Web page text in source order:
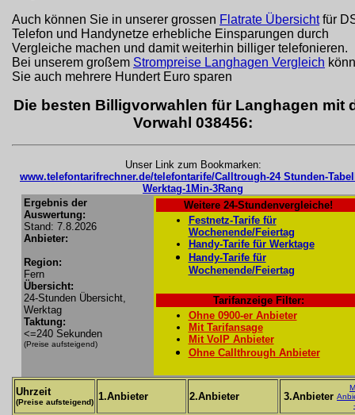
Auch können Sie in unserer grossen Flatrate Übersichtfür
Telefon und Handynetze erhebliche Einsparungen durch
Vergleiche machen und damit weiterhin billiger telefonieren.
Bei unserem großem Strompreise Langhagen Vergleich
Sie auch mehrere Hundert Euro sparen
Die besten Billigvorwahlen für Langhagen mit
Vorwahl 038456:
Unser Link zum Bookmarken:
www.telefontarifrechner.de/telefontarife/Calltrough-24 Stunden-
Werktag-1Min-3Rang
Ergebnis der
Auswertung:
Stand: 7.8.2026
Anbieter:
Region:
Fern
Übersicht:
24-Stunden Übersicht,
Werktag
Taktung:
<=240 Sekunden
(Preise aufsteigend)
Weitere 24-Stundenvergleiche!
Festnetz-Tarife für
Wochenende/Feiertag
Handy-Tarife für Werktage
Handy-Tarife für
Wochenende/Feiertag
Tarifanzeige Filter:
Ohne 0900-er Anbieter
Mit Tarifansage
Mit VoIP Anbieter
Ohne Callthrough Anbieter
Uhrzeit
(Preise aufsteigend) 1.Anbieter 2.Anbieter 3.Anbieter